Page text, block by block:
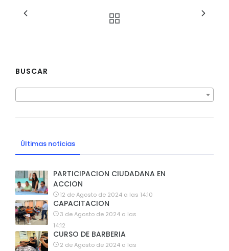
BUSCAR
Últimas noticias
PARTICIPACION CIUDADANA EN
ACCION
12 de Agosto de 2024 a las 14:10
CAPACITACION
3 de Agosto de 2024 a las
14:12
CURSO DE BARBERIA
2 de Agosto de 2024 a las